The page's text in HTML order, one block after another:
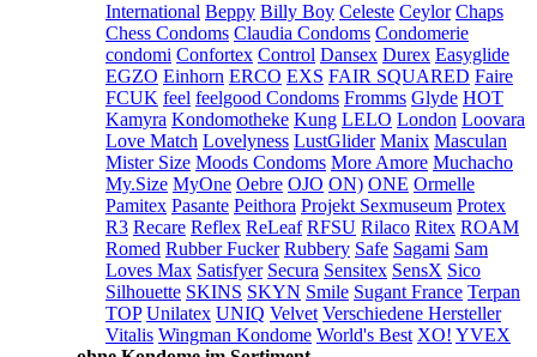
International Beppy Billy Boy Celeste Ceylor Chaps
Chess Condoms Claudia Condoms Condomerie
condomi Confortex Control Dansex Durex Easyglide
EGZO Einhorn ERCO EXS FAIR SQUARED Faire
FCUK feel feelgood Condoms Fromms Glyde HOT
Kamyra Kondomotheke Kung LELO London Loovara
Love Match Lovelyness LustGlider Manix Masculan
Mister Size Moods Condoms More Amore Muchacho
My.Size MyOne Oebre OJO ON) ONE Ormelle
Pamitex Pasante Peithora Projekt Sexmuseum Protex
R3 Recare Reflex ReLeaf RFSU Rilaco Ritex ROAM
Romed Rubber Fucker Rubbery Safe Sagami Sam
Loves Max Satisfyer Secura Sensitex SensX Sico
Silhouette SKINS SKYN Smile Sugant France Terpan
TOP Unilatex UNIQ Velvet Verschiedene Hersteller
Vitalis Wingman Kondome World's Best XO! YVEX